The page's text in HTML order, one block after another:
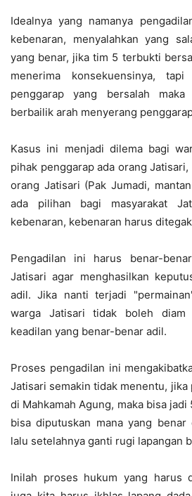
Idealnya yang namanya
kebenaran, menyalahkan yang
yang benar, jika tim 5 terbukti
menerima konsekuensinya,
penggarap yang bersalah
berbailik arah menyerang
Kasus ini menjadi dilema bagi
pihak penggarap ada orang
orang Jatisari (Pak Jumadi,
ada pilihan bagi masyarakat
kebenaran, kebenaran harus
Pengadilan ini harus benar-
Jatisari agar menghasilkan
adil. Jika nanti terjadi
warga Jatisari tidak boleh diam
keadilan yang benar-benar adil.
Proses pengadilan ini
Jatisari semakin tidak menentu,
di Mahkamah Agung, maka bisa
bisa diputuskan mana yang benar
lalu setelahnya ganti rugi lapangan
Inilah proses hukum yang harus